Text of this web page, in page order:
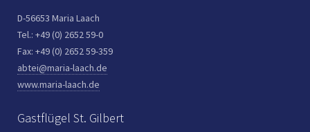
D-56653 Maria Laach
Tel.: +49 (0) 2652 59-0
Fax: +49 (0) 2652 59-359
abtei@maria-laach.de
www.maria-laach.de
Gastflügel St. Gilbert